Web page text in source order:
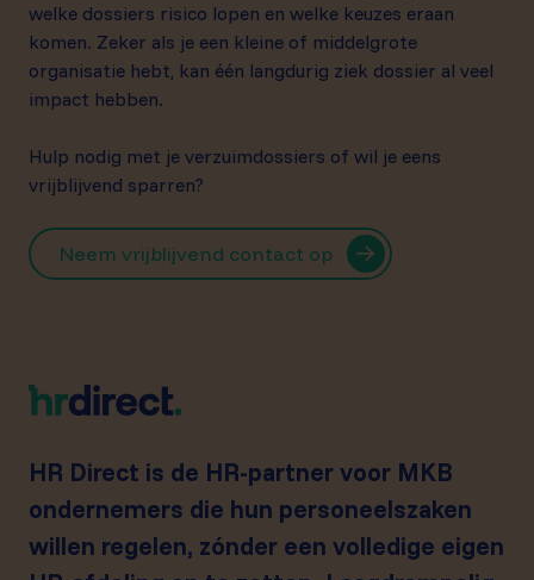
welke dossiers risico lopen en welke keuzes eraan
komen. Zeker als je een kleine of middelgrote
organisatie hebt, kan één langdurig ziek dossier al veel
impact hebben.
Hulp nodig met je verzuimdossiers of wil je eens
vrijblijvend sparren?
Neem vrijblijvend contact op
HR Direct is de HR-partner voor MKB
ondernemers die hun personeelszaken
willen regelen, zónder een volledige eigen